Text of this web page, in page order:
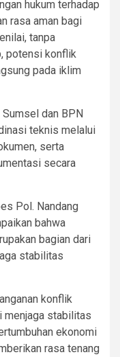
hukum terhadap
rasa aman bagi
tanpa
potensi konflik
pada iklim
dan BPN
teknis melalui
serta
secara
Pol. Nandang
bahwa
bagian dari
stabilitas
konflik
menjaga stabilitas
ekonomi
rasa tenang